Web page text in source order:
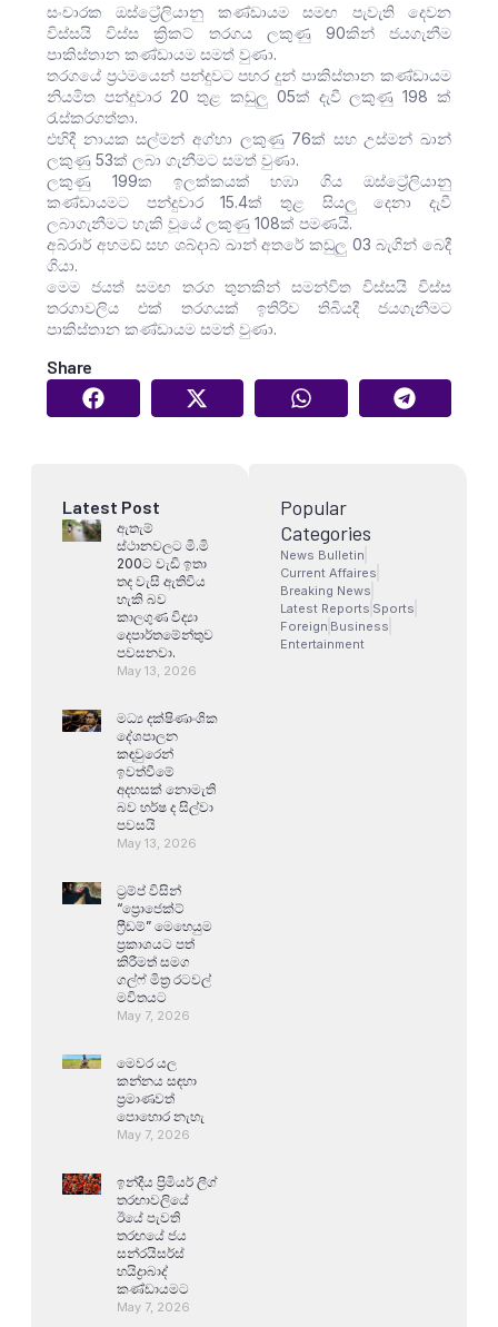
සංචාරක ඔස්ට්‍රේලියානු කණ්ඩායම සමඟ පැවැති දෙවන
විස්සයි විස්ස ක්‍රිකට් තරගය ලකුණු 90කින් ජයගැනීම
පාකිස්තාන කණ්ඩායම සමත් වුණා.
තරගයේ ප්‍රථමයෙන් පන්දුවට පහර දුන් පාකිස්තාන කණ්ඩායම
නියමිත පන්දුවාර 20 තුළ කඩුලු 05ක් දැවී ලකුණු 198 ක්
රැස්කරගත්තා.
එහිදී නායක සල්මන් අග්හා ලකුණු 76ක් සහ උස්මන් ඛාන්
ලකුණු 53ක් ලබා ගැනීමට සමත් වුණා.
ලකුණු 199ක ඉලක්කයක් හඹා ගිය ඔස්ට්‍රේලියානු
කණ්ඩායමට පන්දුවාර 15.4ක් තුළ සියලු දෙනා දැවී
ලබාගැනීමට හැකි වූයේ ලකුණු 108ක් පමණයි.
අබ්රාර් අහමඩ් සහ ශබ්දාබ් ඛාන් අතරේ කඩුලු 03 බැගින් බෙදී
ගියා.
මෙම ජයත් සමඟ තරග තුනකින් සමන්විත විස්සයි විස්ස
තරගාවලිය එක් තරගයක් ඉතිරිව තිබියදී ජයගැනීමට
පාකිස්තාන කණ්ඩායම සමත් වුණා.
Share
Latest Post
ඇතැම්
ස්ථානවලට මි.මි
200ට වැඩි ඉතා
තද වැසි ඇතිවිය
හැකි බව
කාලගුණ විද්‍යා
දෙපාර්තමේන්තුව
පවසනවා.
May 13, 2026
මධ්‍ය දක්ෂිණාංශික
දේශපාලන
කඳවුරෙන්
ඉවත්වීමේ
අදහසක් නොමැති
බව හර්ෂ ද සිල්වා
පවසයි
May 13, 2026
ට්‍රම්ප් විසින්
“ප්‍රොජෙක්ට්
ෆ්‍රීඩම්” මෙහෙයුම
ප්‍රකාශයට පත්
කිරීමත් සමග
ගල්ෆ් මිත්‍ර රටවල්
මවිතයට
May 7, 2026
මෙවර යල
කන්නය සඳහා
ප්‍රමාණවත්
පොහොර නැහැ
May 7, 2026
ඉන්දීය ප්‍රිමියර් ලීග්
තරඟාවලියේ
ඊයේ පැවති
තරඟයේ ජය
සන්රයිසර්ස්
හයිද්‍රාබාද්
කණ්ඩායමට
May 7, 2026
Popular
Categories
News Bulletin
Current Affaires
Breaking News
Latest Reports Sports
Foreign Business
Entertainment